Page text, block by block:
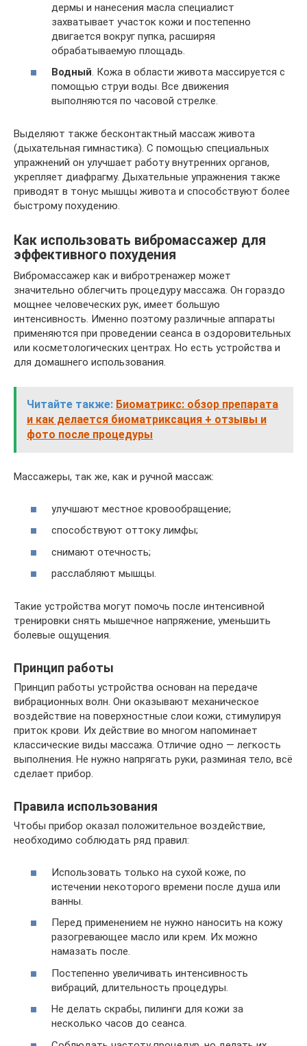
дермы и нанесения масла специалист
захватывает участок кожи и постепенно
двигается вокруг пупка, расширяя
обрабатываемую площадь.
Водный. Кожа в области живота массируется с
помощью струи воды. Все движения
выполняются по часовой стрелке.
Выделяют также бесконтактный массаж живота
(дыхательная гимнастика). С помощью специальных
упражнений он улучшает работу внутренних органов,
укрепляет диафрагму. Дыхательные упражнения также
приводят в тонус мышцы живота и способствуют более
быстрому похудению.
Как использовать вибромассажер для
эффективного похудения
Вибромассажер как и вибротренажер может
значительно облегчить процедуру массажа. Он гораздо
мощнее человеческих рук, имеет большую
интенсивность. Именно поэтому различные аппараты
применяются при проведении сеанса в оздоровительных
или косметологических центрах. Но есть устройства и
для домашнего использования.
Читайте также: Биоматрикс: обзор препарата
и как делается биоматриксация + отзывы и
фото после процедуры
Массажеры, так же, как и ручной массаж:
улучшают местное кровообращение;
способствуют оттоку лимфы;
снимают отечность;
расслабляют мышцы.
Такие устройства могут помочь после интенсивной
тренировки снять мышечное напряжение, уменьшить
болевые ощущения.
Принцип работы
Принцип работы устройства основан на передаче
вибрационных волн. Они оказывают механическое
воздействие на поверхностные слои кожи, стимулируя
приток крови. Их действие во многом напоминает
классические виды массажа. Отличие одно — легкость
выполнения. Не нужно напрягать руки, разминая тело, всё
сделает прибор.
Правила использования
Чтобы прибор оказал положительное воздействие,
необходимо соблюдать ряд правил:
Использовать только на сухой коже, по
истечении некоторого времени после душа или
ванны.
Перед применением не нужно наносить на кожу
разогревающее масло или крем. Их можно
намазать после.
Постепенно увеличивать интенсивность
вибраций, длительность процедуры.
Не делать скрабы, пилинги для кожи за
несколько часов до сеанса.